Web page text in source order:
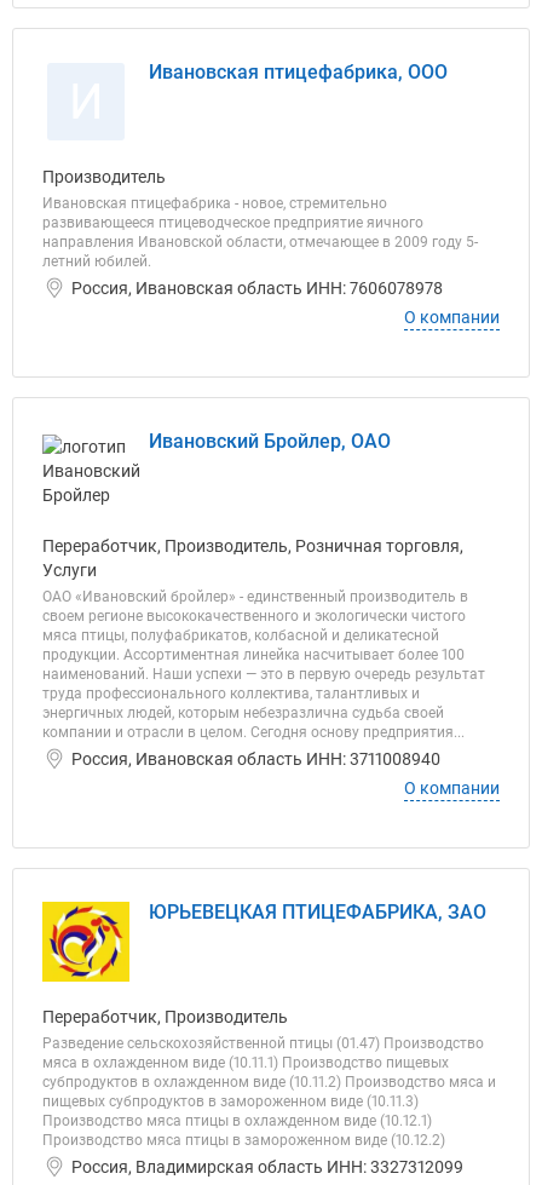
Ивановская птицефабрика, ООО
Производитель
Ивановская птицефабрика - новое, стремительно
развивающееся птицеводческое предприятие яичного
направления Ивановской области, отмечающее в 2009 году 5-
летний юбилей.
Россия, Ивановская область ИНН: 7606078978
О компании
Ивановский Бройлер, ОАО
Переработчик, Производитель, Розничная торговля,
Услуги
ОАО «Ивановский бройлер» - единственный производитель в
своем регионе высококачественного и экологически чистого
мяса птицы, полуфабрикатов, колбасной и деликатесной
продукции. Ассортиментная линейка насчитывает более 100
наименований. Наши успехи — это в первую очередь результат
труда профессионального коллектива, талантливых и
энергичных людей, которым небезразлична судьба своей
компании и отрасли в целом. Сегодня основу предприятия...
Россия, Ивановская область ИНН: 3711008940
О компании
ЮРЬЕВЕЦКАЯ ПТИЦЕФАБРИКА, ЗАО
Переработчик, Производитель
Разведение сельскохозяйственной птицы (01.47) Производство
мяса в охлажденном виде (10.11.1) Производство пищевых
субпродуктов в охлажденном виде (10.11.2) Производство мяса и
пищевых субпродуктов в замороженном виде (10.11.3)
Производство мяса птицы в охлажденном виде (10.12.1)
Производство мяса птицы в замороженном виде (10.12.2)
Россия, Владимирская область ИНН: 3327312099